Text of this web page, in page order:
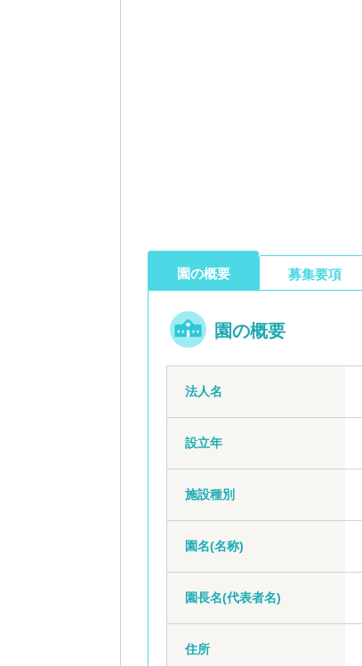
園の概要 募集要項
園の概要
法人名
設立年
施設種別
園名(名称)
園長名(代表者名)
住所